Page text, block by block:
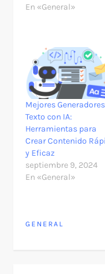
En «General»
Mejores
Texto con IA:
Herramientas para
Crear Contenido
y Eficaz
septiembre 9, 2024
En «General»
GENERAL